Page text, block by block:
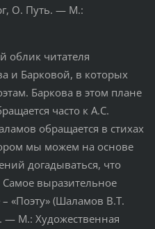
О. Путь. — М.:
читателя
и Барковой, в которых
Баркова в этом плане
часто к А.С.
обращается в стихах
мы можем на основе
догадываться, что
Самое выразительное
«Поэту» (Шаламов В.Т.
— М.: Художественная